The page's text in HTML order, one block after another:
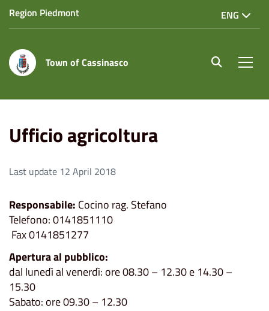
Region Piedmont ENG
Town of Cassinasco site.searc
Ufficio agricoltura
Last update 12 April 2018
Responsabile: Cocino rag. Stefano
Telefono: 0141851110
Fax 0141851277
Apertura al pubblico:
dal lunedì al venerdì: ore 08.30 – 12.30 e 14.30 –
15.30
Sabato: ore 09.30 – 12.30